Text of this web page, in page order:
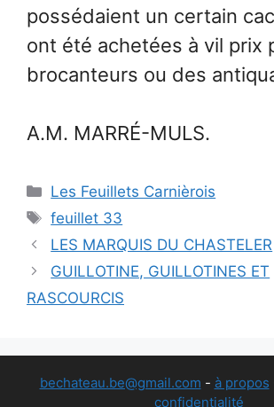
possédaient un certain
ont été achetées à vil prix
brocanteurs ou des
A.M. MARRÉ-MULS.
Catégories
Les Feuillets Carnièrois
Étiquettes
feuillet 33
LES MARQUIS DU CHASTELER
GUILLOTINE, GUILLOTINES ET
RASCOURCIS
bechateau.be@gmail.com - à propos
confidentialité